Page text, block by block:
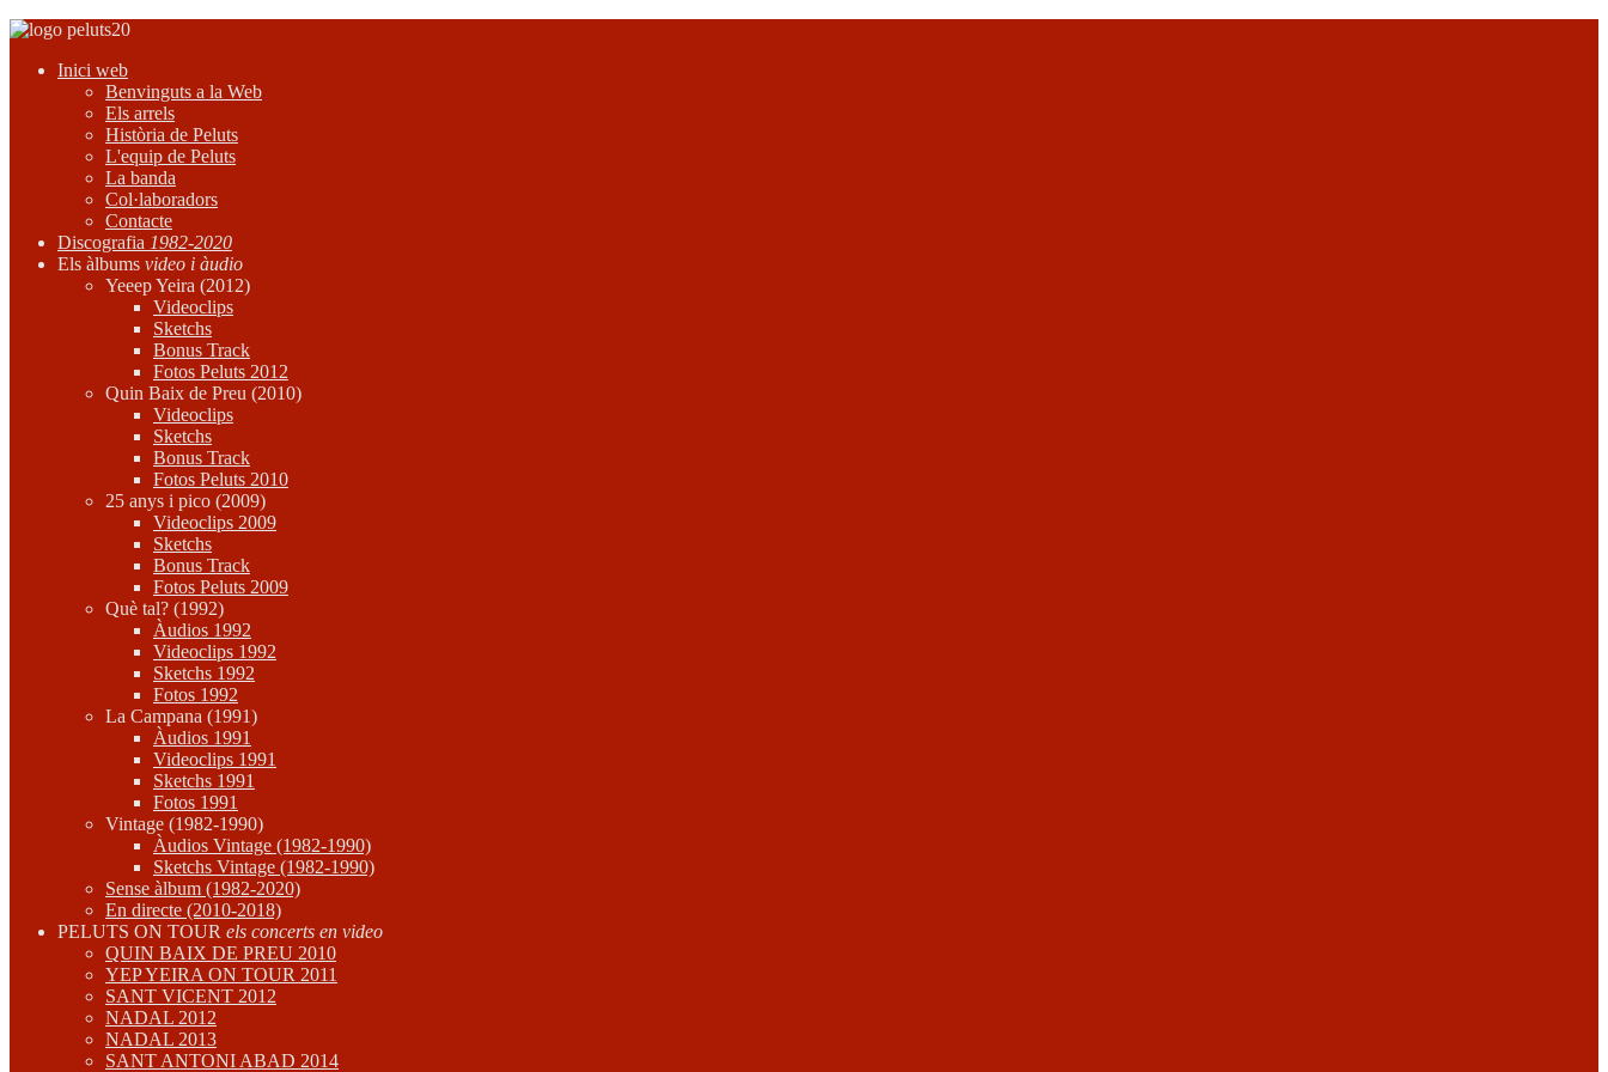
Inici web
Benvinguts a la Web
Els arrels
Història de Peluts
L'equip de Peluts
La banda
Col·laboradors
Contacte
Discografia 1982-2020
Els àlbums video i àudio
Yeeep Yeira (2012)
Videoclips
Sketchs
Bonus Track
Fotos Peluts 2012
Quin Baix de Preu (2010)
Videoclips
Sketchs
Bonus Track
Fotos Peluts 2010
25 anys i pico (2009)
Videoclips 2009
Sketchs
Bonus Track
Fotos Peluts 2009
Què tal? (1992)
Àudios 1992
Videoclips 1992
Sketchs 1992
Fotos 1992
La Campana (1991)
Àudios 1991
Videoclips 1991
Sketchs 1991
Fotos 1991
Vintage (1982-1990)
Àudios Vintage (1982-1990)
Sketchs Vintage (1982-1990)
Sense àlbum (1982-2020)
En directe (2010-2018)
PELUTS ON TOUR els concerts en video
QUIN BAIX DE PREU 2010
YEP YEIRA ON TOUR 2011
SANT VICENT 2012
NADAL 2012
NADAL 2013
SANT ANTONI ABAD 2014